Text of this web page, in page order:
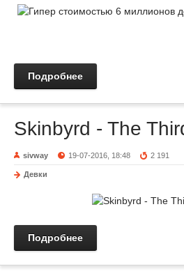
Подробнее
Skinbyrd - The
sivway 19-07-2016, 18:48 2 191
Девки
Подробнее